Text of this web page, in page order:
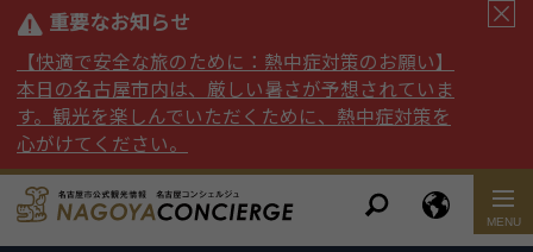
重要なお知らせ
【快適で安全な旅のために：熱中症対策のお願い】
本日の名古屋市内は、厳しい暑さが予想されていま
す。観光を楽しんでいただくために、熱中症対策を
心がけてください。